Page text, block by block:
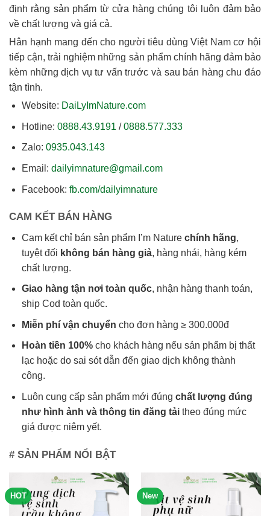
định rằng sản phẩm từ cửa hàng chúng tôi luôn đảm bảo
về chất lượng và giá cả.
Hân hạnh mang đến cho người tiêu dùng Việt Nam cơ hội
tiếp cận, trải nghiệm những sản phẩm chính hãng đảm bảo
kèm những dịch vụ tư vấn trước và sau bán hàng chu đáo
tận tình.
Website: DaiLyImNature.com
Hotline: 0888.43.9191 /0888.577.333
Zalo: 0935.043.143
Email: dailyimnature@gmail.com
Facebook: fb.com/dailyimnature
CAM KẾT BÁN HÀNG
Cam kết chỉ bán sản phẩm I’m Nature chính hãng,
tuyệt đối không bán hàng giả, hàng nhái, hàng kém
chất lượng.
Giao hàng tận nơi toàn quốc, nhận hàng thanh toán,
ship Cod toàn quốc.
Miễn phí vận chuyển cho đơn hàng ≥ 300.000đ
Hoàn tiền 100%cho khách hàng nếu sản phẩm bị thất
lạc hoặc do sai sót dẫn đến giao dịch không thành
công.
Luôn cung cấp sản phẩm mới đúng chất lượng đúng
như hình ảnh và thông tin đăng tảitheo đúng mức
giá được niêm yết.
# SẢN PHẨM NỔI BẬT
HOT New